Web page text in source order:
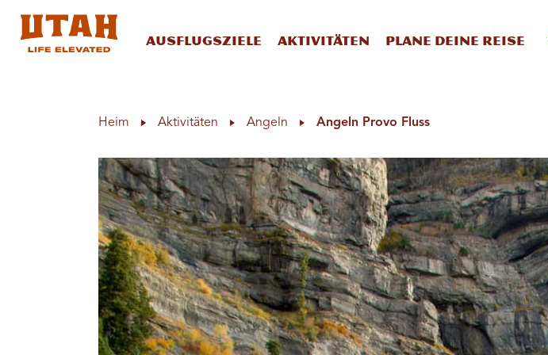
Ausflugsziele Aktivitäten Plane deine Reise
Heim Aktivitäten Angeln Angeln Provo Fluss